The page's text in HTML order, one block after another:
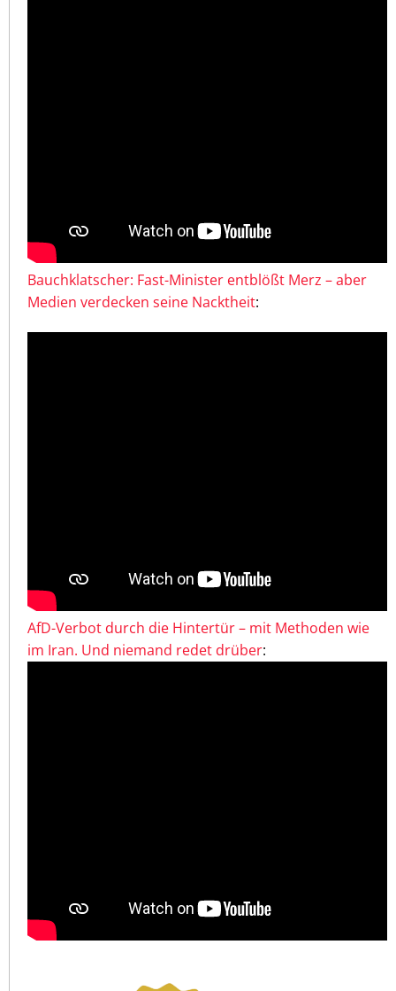
Bauchklatscher: Fast-Minister entblößt Merz – aber
Medien verdecken seine Nacktheit:
AfD-Verbot durch die Hintertür – mit Methoden wie
im Iran. Und niemand redet drüber: